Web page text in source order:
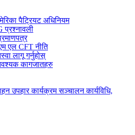
पैट्रियट अधिनियम
एल CFT नीति
लागू गर्नुहोस्
कागजातहरु
उपहार कार्यक्रम सञ्चालन कार्यविधि,